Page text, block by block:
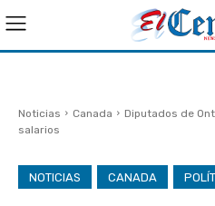
Noticias Canada
Diputados de
salarios
NOTICIAS CANADA